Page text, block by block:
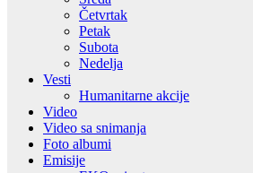
Četvrtak
Petak
Subota
Nedelja
Vesti
Humanitarne akcije
Video
Video sa snimanja
Foto albumi
Emisije